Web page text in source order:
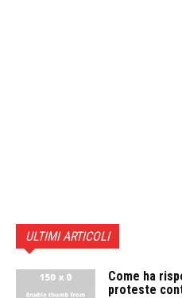
ULTIMI ARTICOLI
Come ha
proteste